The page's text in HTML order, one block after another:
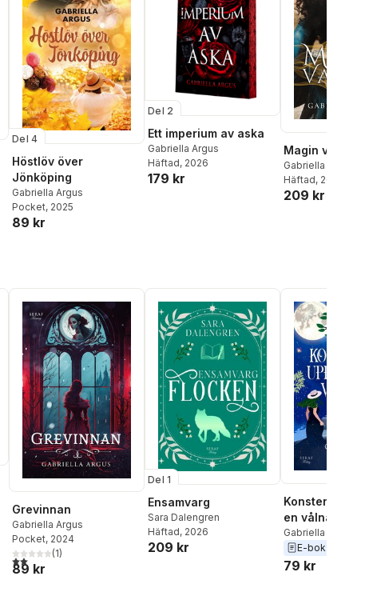
Del 4
Höstlöv över
Jönköping
Gabriella Argus
Pocket, 2025
89 kr
Del 2
Ett imperium av aska
Gabriella Argus
Häftad, 2026
179 kr
Magin vaknar
Gabriella Argus
Häftad, 2026
209 kr
Grevinnan
Gabriella Argus
Pocket, 2024
2,0utav 5 stjärnor. Totalt antal röster:
(1)
89 kr
Del 1
Ensamvarg
Sara Dalengren
Häftad, 2026
209 kr
Konsten att
en vålnad
Gabriella Argus
E-bok
79 kr